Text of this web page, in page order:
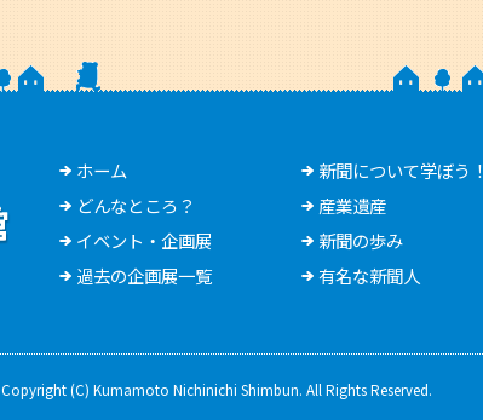
ホーム
どんなところ？
イベント・企画展
過去の企画展一覧
新聞について学ぼう！
産業遺産
新聞の歩み
有名な新聞人
Copyright (C) Kumamoto Nichinichi Shimbun. All Rights Reserved.